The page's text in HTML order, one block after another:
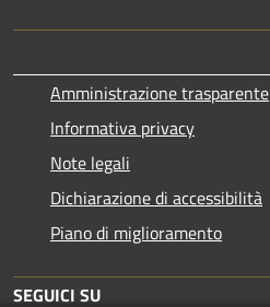
Amministrazione trasparente
Informativa privacy
Note legali
Dichiarazione di accessibilità
Piano di miglioramento
SEGUICI SU